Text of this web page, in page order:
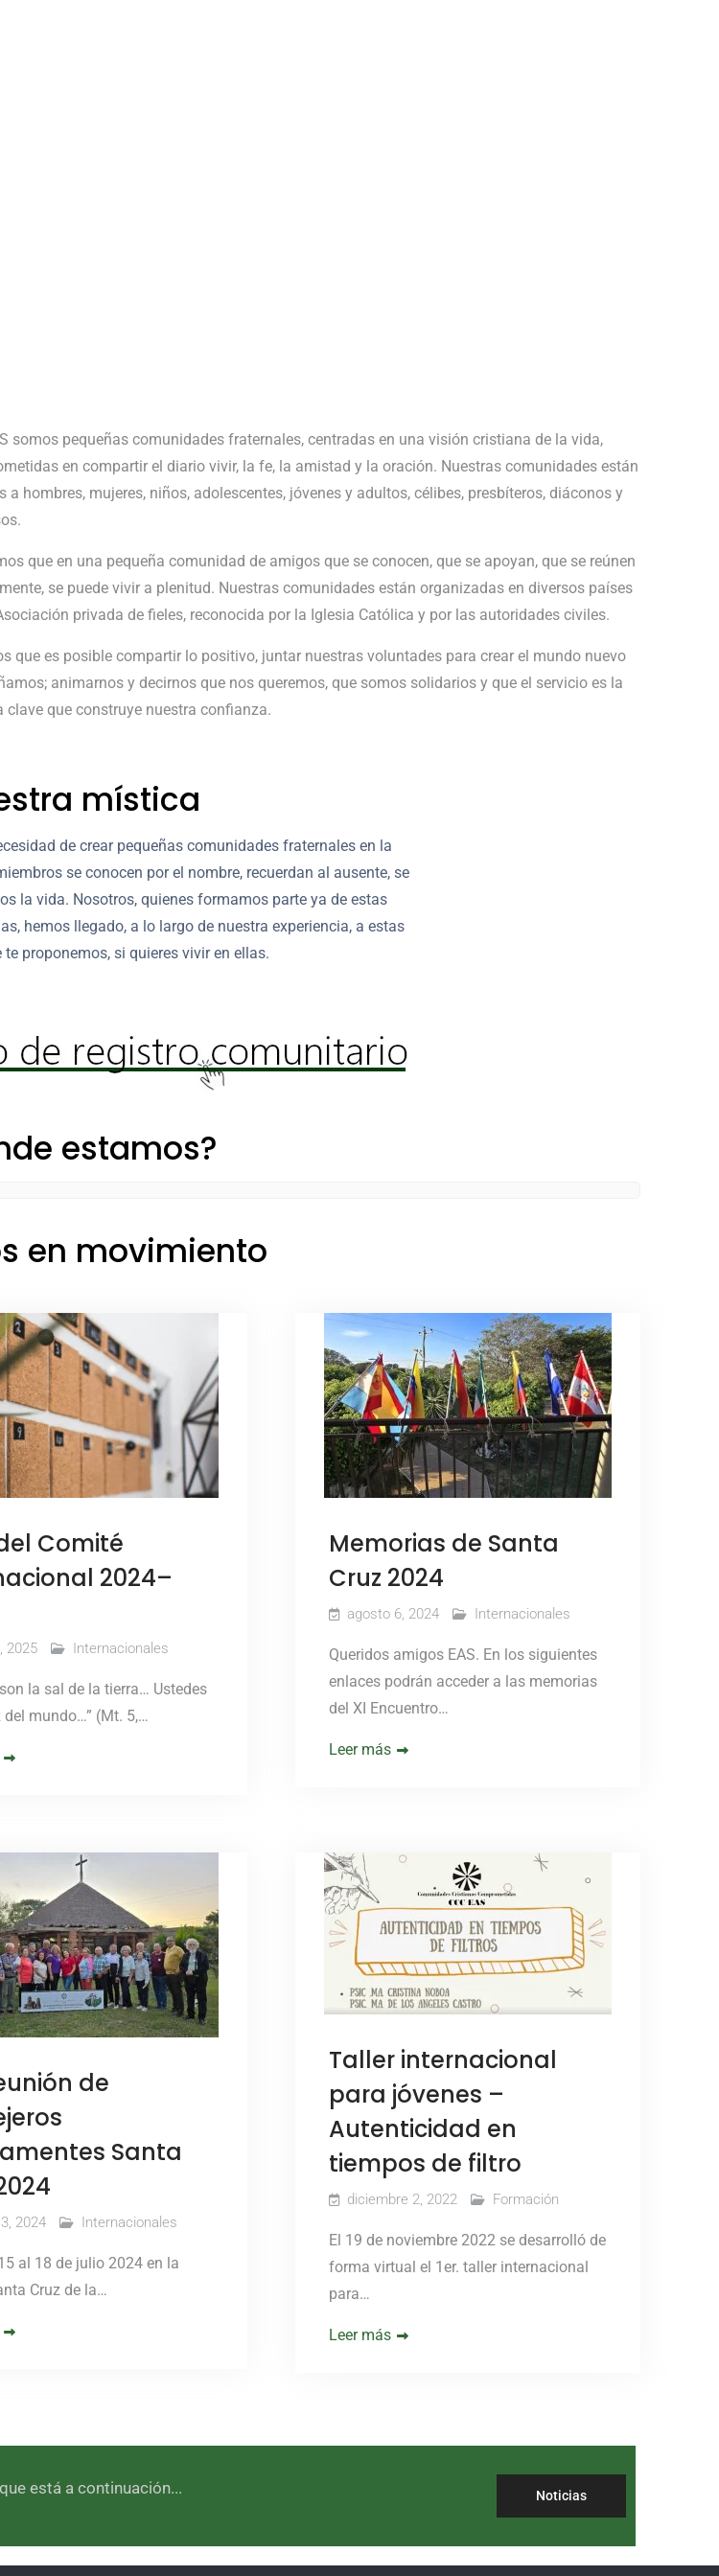
somos pequeñas comunidades fraternales, centradas en una visión cristiana de la vida,
en compartir el diario vivir, la fe, la amistad y la oración. Nuestras comunidades están
a hombres, mujeres, niños, adolescentes, jóvenes y adultos, célibes, presbíteros, diáconos y
que en una pequeña comunidad de amigos que se conocen, que se apoyan, que se reúnen
se puede vivir a plenitud. Nuestras comunidades están organizadas en diversos países
privada de fieles, reconocida por la Iglesia Católica y por las autoridades civiles.
que es posible compartir lo positivo, juntar nuestras voluntades para crear el mundo nuevo
animarnos y decirnos que nos queremos, que somos solidarios y que el servicio es la
clave que construye nuestra confianza.
mística
de crear pequeñas comunidades fraternales en la
se conocen por el nombre, recuerdan al ausente, se
la vida. Nosotros, quienes formamos parte ya de estas
hemos llegado, a lo largo de nuestra experiencia, a estas
proponemos, si quieres vivir en ellas.
estamos?
en movimiento
Comité
2024–
2025 Internacionales
la sal de la tierra… Ustedes
del mundo…” (Mt. 5,…
Memorias de Santa
Cruz 2024
agosto 6, 2024 Internacionales
Queridos amigos EAS. En los siguientes
enlaces podrán acceder a las memorias
del XI Encuentro…
Leer más
de
Santa
2024 Internacionales
al 18 de julio 2024 en la
Cruz de la…
Taller internacional
para jóvenes –
Autenticidad en
tiempos de filtro
diciembre 2, 2022 Formación
El 19 de noviembre 2022 se desarrolló de
forma virtual el 1er. taller internacional
para…
Leer más
está a continuación... Noticias